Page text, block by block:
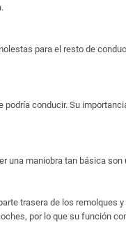
para el resto de
conducir. Su
una maniobra tan básica
trasera de los
por lo que su función